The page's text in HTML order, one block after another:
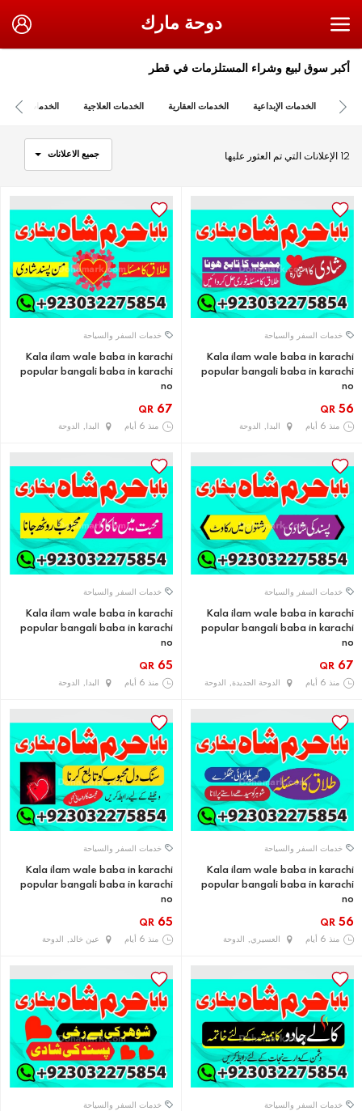
دوحة مارك
أكبر سوق لبيع وشراء المستلزمات في قطر
الخدمات الإبداعية الخدمات العقارية الخدمات العلاجية الخدمات المالية
12 الإعلانات التي تم العثور عليها جميع الاعلانات
خدمات السفر والسياحة
Kala ilam wale baba in karachi
popular bangali baba in karachi
no
QR 56
منذ 6 أيام البدا, الدوحة
خدمات السفر والسياحة
Kala ilam wale baba in karachi
popular bangali baba in karachi
no
QR 67
منذ 6 أيام البدا, الدوحة
خدمات السفر والسياحة
Kala ilam wale baba in karachi
popular bangali baba in karachi
no
QR 67
منذ 6 أيام الدوحة الجديدة, الدوحة
خدمات السفر والسياحة
Kala ilam wale baba in karachi
popular bangali baba in karachi
no
QR 65
منذ 6 أيام البدا, الدوحة
خدمات السفر والسياحة
Kala ilam wale baba in karachi
popular bangali baba in karachi
no
QR 56
منذ 6 أيام العسيري, الدوحة
خدمات السفر والسياحة
Kala ilam wale baba in karachi
popular bangali baba in karachi
no
QR 65
منذ 6 أيام عين خالد, الدوحة
خدمات السفر والسياحة خدمات السفر والسياحة